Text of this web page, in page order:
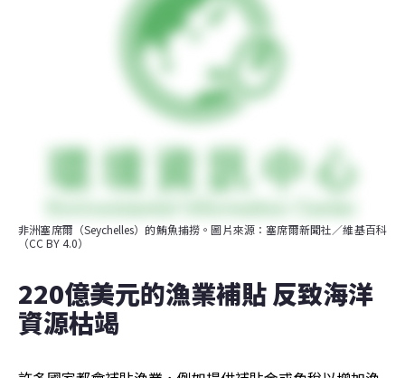
非洲塞席爾（Seychelles）的鮪魚捕撈。圖片來源：塞席爾新聞社／維基百科
（CC BY 4.0）
220億美元的漁業補貼 反致海洋
資源枯竭